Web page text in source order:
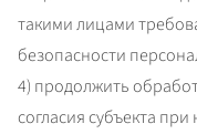
такими лицами
безопасности
4) продолжить
согласия субъекта